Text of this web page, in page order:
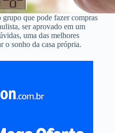
grupo que pode fazer compras
ser aprovado em um
uma das melhores
o sonho da casa própria.